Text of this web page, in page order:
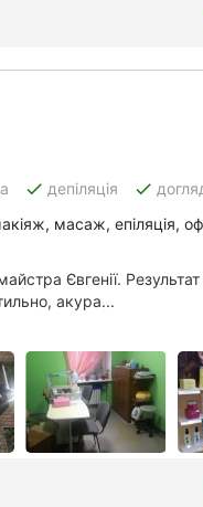
done депіляція done
масаж, епіляція,
Євгенії.
акура...